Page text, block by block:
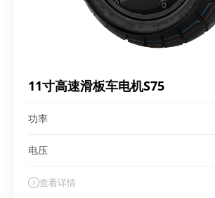
11寸高速滑板车电机S75
功率
电压
查看详情